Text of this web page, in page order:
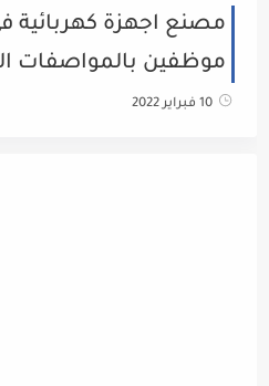
مصنع اجهزة كهربائية
موظفين بالمواصفات
10 فبراير 2022